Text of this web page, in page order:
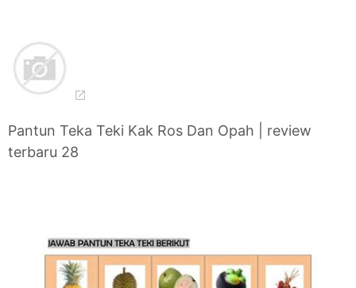
Pantun Teka Teki Kak Ros Dan Opah | review
terbaru 28